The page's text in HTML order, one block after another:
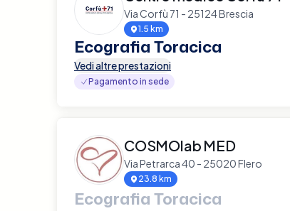
Via Corfù 71 - 25124 Brescia
1.5 km
Ecografia Toracica
Vedi altre prestazioni
Pagamento in sede
COSMOlab MED
Via Petrarca 40 - 25020 Flero
23.8 km
Ecografia Toracica